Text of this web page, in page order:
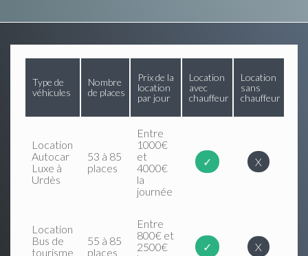
Type de
véhicules
Nombre
de places
Prix de la
location
par jour
Location
avec
chauffeur
Location
sans
chauffeur
Location
Autocar
Luxe à
Urdès
53 à 85
places
Entre
1000€
et
4000€
la
journée
✓ X
Location
Bus de
tourisme
55 à 85
places
Entre
800€ et
2500€
✓ X